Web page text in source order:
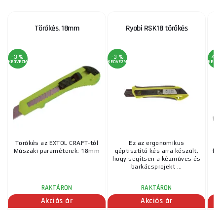
Törőkés, 18mm
-3 %
KEDVEZMÉNY
Törőkés az EXTOL CRAFT-tól
Műszaki paraméterek: 18mm
RAKTÁRON
Akciós ár
Ryobi RSK18 törőkés
-3 %
KEDVEZMÉNY
Ez az ergonomikus
géptisztító kés arra készült,
hogy segítsen a kézműves és
barkácsprojekt ...
RAKTÁRON
Akciós ár
-44